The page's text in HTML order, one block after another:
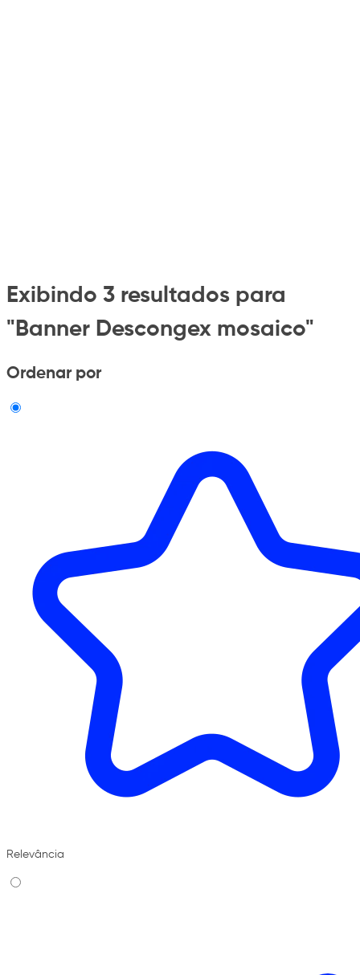
Exibindo 3 resultados para
"Banner Descongex mosaico"
Ordenar por
Relevância